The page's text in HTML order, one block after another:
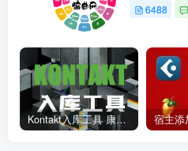
6488
Kontakt入库工具 康泰克入库教程